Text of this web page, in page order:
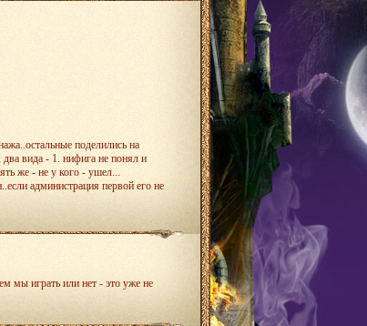
поделились на
вида - 1. нифига не понял и
же - не у кого - ушел...
администрация первой его не
теста другого проекта, то хоть
но даже не нашел какой)
мы играть или нет - это уже не